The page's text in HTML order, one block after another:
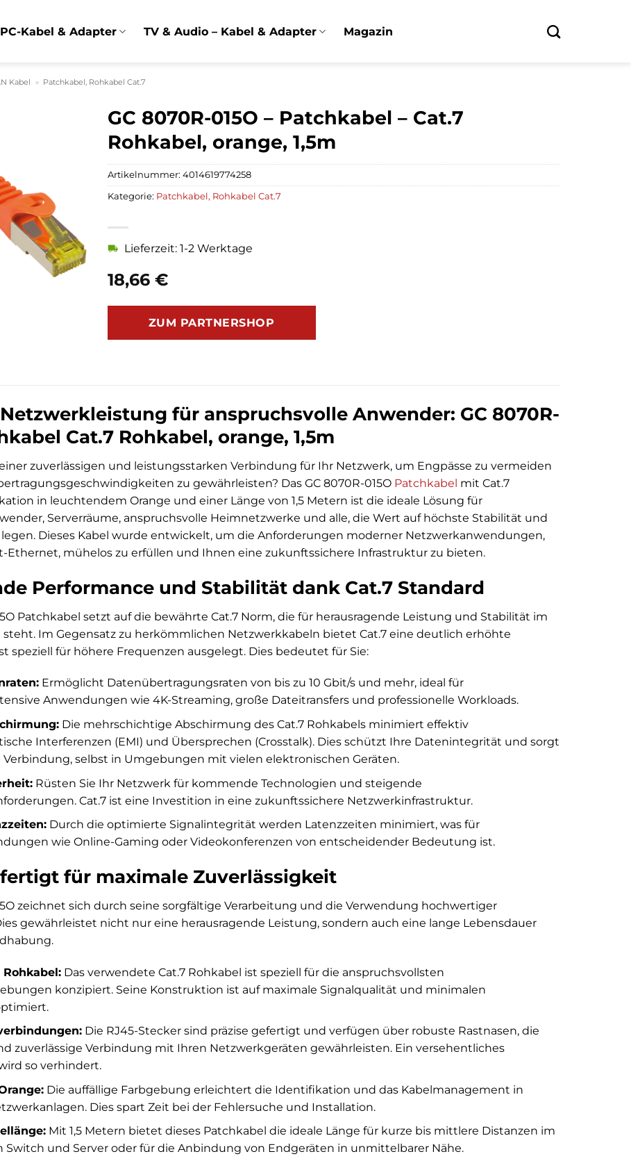
PC-Kabel & Adapter TV & Audio – Kabel & Adapter Magazin
Kabel » Patchkabel, Rohkabel Cat.7
GC 8070R-015O – Patchkabel – Cat.7
Rohkabel, orange, 1,5m
18,66 €
Lieferzeit: 1-2 Werktage
ZUM PARTNERSHOP
Artikelnummer: 4014619774258
Kategorie: Patchkabel, Rohkabel Cat.7
für anspruchsvolle Anwender: GC 8070R-
Cat.7 Rohkabel, orange, 1,5m
zuverlässigen und leistungsstarken Verbindung für Ihr Netzwerk, um Engpässe zu vermeiden
zu gewährleisten? Das GC 8070R-015O Patchkabel mit Cat.7
in leuchtendem Orange und einer Länge von 1,5 Metern ist die ideale Lösung für
Serverräume, anspruchsvolle Heimnetzwerke und alle, die Wert auf höchste Stabilität und
Dieses Kabel wurde entwickelt, um die Anforderungen moderner Netzwerkanwendungen,
Ethernet, mühelos zu erfüllen und Ihnen eine zukunftssichere Infrastruktur zu bieten.
Performance und Stabilität dank Cat.7 Standard
Patchkabel setzt auf die bewährte Cat.7 Norm, die für herausragende Leistung und Stabilität im
Im Gegensatz zu herkömmlichen Netzwerkkabeln bietet Cat.7 eine deutlich erhöhte
speziell für höhere Frequenzen ausgelegt. Dies bedeutet für Sie:
Ermöglicht Datenübertragungsraten von bis zu 10 Gbit/s und mehr, ideal für
Anwendungen wie 4K-Streaming, große Dateitransfers und professionelle Workloads.
Die mehrschichtige Abschirmung des Cat.7 Rohkabels minimiert effektiv
Interferenzen (EMI) und Übersprechen (Crosstalk). Dies schützt Ihre Datenintegrität und sorgt
Verbindung, selbst in Umgebungen mit vielen elektronischen Geräten.
Rüsten Sie Ihr Netzwerk für kommende Technologien und steigende
Cat.7 ist eine Investition in eine zukunftssichere Netzwerkinfrastruktur.
Durch die optimierte Signalintegrität werden Latenzzeiten minimiert, was für
wie Online-Gaming oder Videokonferenzen von entscheidender Bedeutung ist.
für maximale Zuverlässigkeit
zeichnet sich durch seine sorgfältige Verarbeitung und die Verwendung hochwertiger
gewährleistet nicht nur eine herausragende Leistung, sondern auch eine lange Lebensdauer
Das verwendete Cat.7 Rohkabel ist speziell für die anspruchsvollsten
konzipiert. Seine Konstruktion ist auf maximale Signalqualität und minimalen
Die RJ45-Stecker sind präzise gefertigt und verfügen über robuste Rastnasen, die
zuverlässige Verbindung mit Ihren Netzwerkgeräten gewährleisten. Ein versehentliches
so verhindert.
Die auffällige Farbgebung erleichtert die Identifikation und das Kabelmanagement in
Dies spart Zeit bei der Fehlersuche und Installation.
Mit 1,5 Metern bietet dieses Patchkabel die ideale Länge für kurze bis mittlere Distanzen im
Switch und Server oder für die Anbindung von Endgeräten in unmittelbarer Nähe.